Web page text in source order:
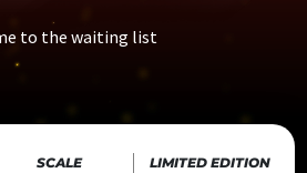
to the waiting list
SCALE
LIMITED EDITION